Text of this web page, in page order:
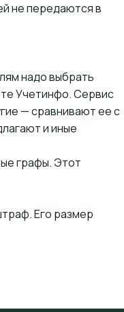
не передаются в
надо выбрать
Учетинфо. Сервис
— сравнивают ее с
и иные
графы. Этот
Его размер